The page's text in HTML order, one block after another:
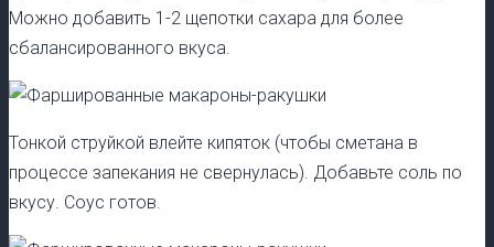
Можно добавить 1-2 щепотки сахара для более
сбалансированного вкуса.
Тонкой струйкой влейте кипяток (чтобы сметана в
процессе запекания не свернулась). Добавьте соль по
вкусу. Соус готов.